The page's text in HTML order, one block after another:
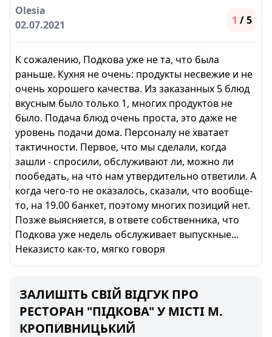
Olesia
02.07.2021
1 / 5
К сожалению, Подкова уже не та, что была
раньше. Кухня не очень: продукты несвежие и не
очень хорошего качества. Из заказанных 5 блюд
вкусным было только 1, многих продуктов не
было. Подача блюд очень проста, это даже не
уровень подачи дома. Персоналу не хватает
тактичности. Первое, что мы сделали, когда
зашли - спросили, обслуживают ли, можно ли
пообедать, на что нам утвердительно ответили. А
когда чего-то не оказалось, сказали, что вообще-
то, на 19.00 банкет, поэтому многих позиций нет.
Позже выясняется, в ответе собственника, что
Подкова уже недель обслуживает выпускные...
Неказисто как-то, мягко говоря
ЗАЛИШІТЬ СВІЙ ВІДГУК ПРО
РЕСТОРАН "ПІДКОВА" У МІСТІ М.
КРОПИВНИЦЬКИЙ